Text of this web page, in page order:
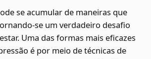
se acumular de maneiras que
se um verdadeiro desafio
Uma das formas mais eficazes
é por meio de técnicas de